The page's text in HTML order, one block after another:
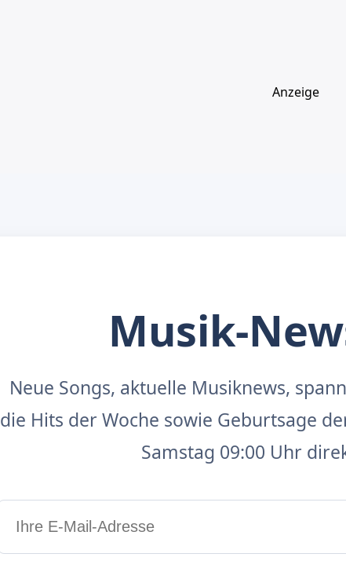
Anzeige
Musik-
Neue Songs, aktuelle Musiknews,
die Hits der Woche sowie Geburtsage
Samstag 09:00 Uhr